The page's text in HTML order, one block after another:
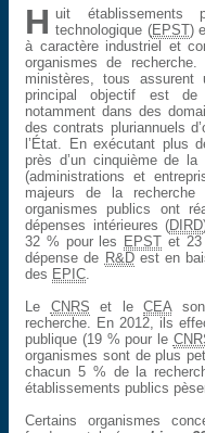
H uit établissements
technologique (EPST)
à caractère industriel et
organismes de
ministères, tous
principal objectif est de
notamment dans des
des contrats pluriannuels
l’État. En exécutant plus
près d’un cinquième de
(administrations et
majeurs de la
organismes publics ont
dépenses intérieures (DIRD
32 % pour les EPST et 23
dépense de R&Dest en
des EPIC
Le CNRS et leCEA
recherche. En 2012, ils
publique (19 % pour le
organismes sont de plus
chacun 5 % de la
établissements publics
Certains organismes